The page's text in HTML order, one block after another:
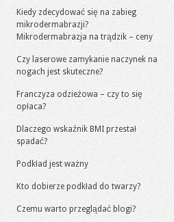
Kiedy zdecydować się na zabieg
mikrodermabrazji?
Mikrodermabrazja na trądzik – ceny
Czy laserowe zamykanie naczynek na
nogach jest skuteczne?
Franczyza odzieżowa – czy to się
opłaca?
Dlaczego wskaźnik BMI przestał
spadać?
Podkład jest ważny
Kto dobierze podkład do twarzy?
Czemu warto przeglądać blogi?